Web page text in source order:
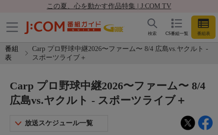
この夏、心を動かす作品特集 | J:COM TV
CS番組一覧 番組表
検索
番組
表
Carp プロ野球中継2026〜ファーム〜 8/4 広島vs.ヤクルト -
スポーツライブ＋
Carp プロ野球中継2026〜ファーム〜 8/4
広島vs.ヤクルト - スポーツライブ＋
放送スケジュール一覧